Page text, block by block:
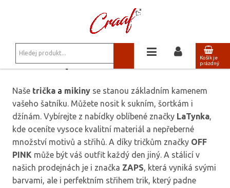
Košík je
prázdný
TRIKA, MIKINY
TRIKA, MIKINY
Naše trička a mikiny se stanou základním kamenem
vašeho šatníku. Můžete nosit k sukním, šortkám i
džínám. Vybírejte z nabídky oblíbené značky LaTynka,
kde oceníte vysoce kvalitní materiál a nepřeberné
množství motivů a střihů. A díky tričkům značky OFF
PINK může být váš outfit každý den jiný. A stálicí v
našich prodejnách je i značka ZAPS, která vyniká svými
barvami, ale i perfektním střihem trik, který padne